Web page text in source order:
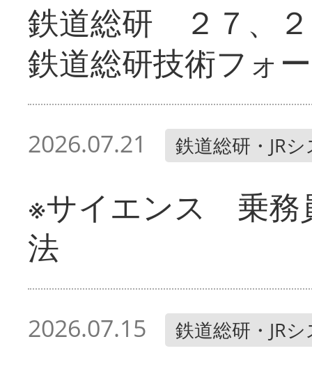
鉄道総研 ２７、
鉄道総研技術フォ
2026.07.21 鉄道総研・JR
※サイエンス 乗務
法
2026.07.15 鉄道総研・JR